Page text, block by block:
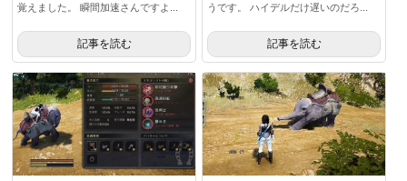
覚えました。 瞬間加速さんですよ...
記事を読む
うです。 ハイデルだけ遅いのだろ...
記事を読む